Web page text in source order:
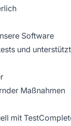
Software
und unterstützt
Maßnahmen
mit